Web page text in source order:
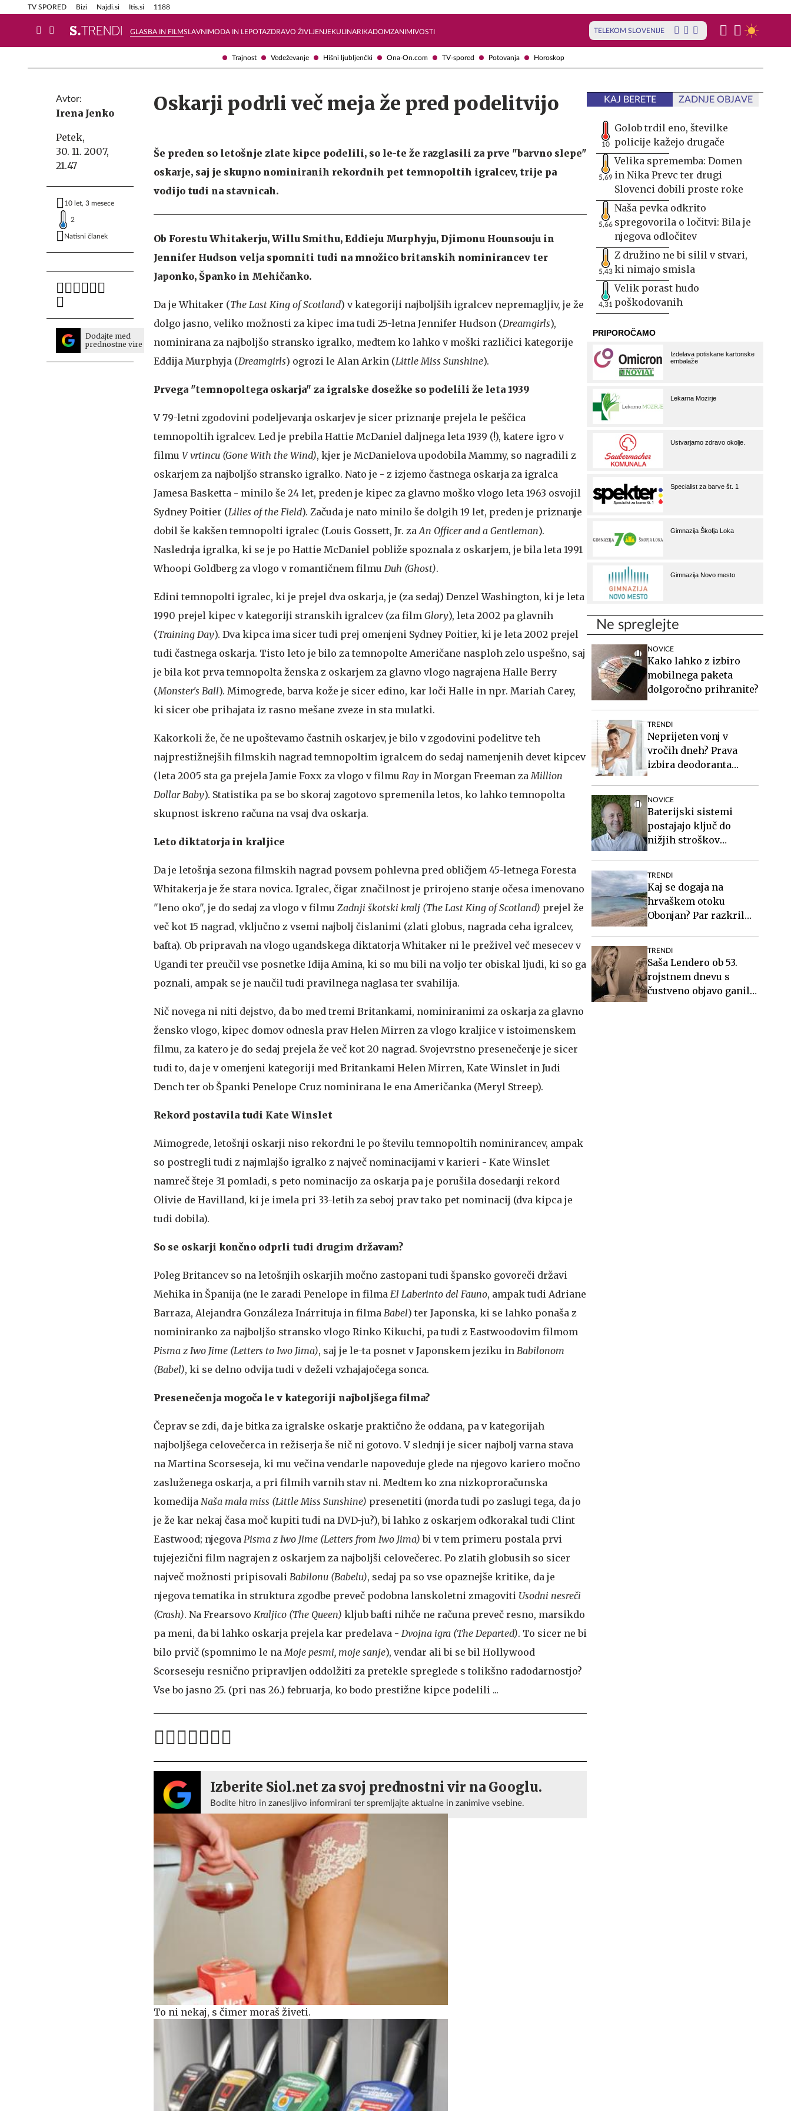
Trajnost Vedeževanje Hišni ljubljenčki Ona-On.com TV-spored Potovanja Horoskop
TV SPORED Bizi Najdi.si Itis.si 1188
GLASBA IN FILMSLAVNIMODA IN LEPOTAZDRAVO ŽIVLJENJEKULINARIKADOMZANIMIVOSTI TELEKOM SLOVENIJE
Info in obvestila Tehnik
Avtor:
Irena Jenko
Petek,
30. 11. 2007,
21.47
10 let, 3 mesece
2
Natisni članek
Dodajte med
prednostne vire
Oskarji podrli več meja že pred podelitvijo
Še preden so letošnje zlate kipce podelili, so le-te že razglasili za prve "barvno slepe"
oskarje, saj je skupno nominiranih rekordnih pet temnopoltih igralcev, trije pa
vodijo tudi na stavnicah.
Ob Forestu Whitakerju, Willu Smithu, Eddieju Murphyju, Djimonu Hounsouju in
Jennifer Hudson velja spomniti tudi na množico britanskih nominirancev ter
Japonko, Španko in Mehičanko.
Da je Whitaker (The Last King of Scotland) v kategoriji najboljših igralcev nepremagljiv, je že
dolgo jasno, veliko možnosti za kipec ima tudi 25-letna Jennifer Hudson (Dreamgirls),
nominirana za najboljšo stransko igralko, medtem ko lahko v moški različici kategorije
Eddija Murphyja (Dreamgirls) ogrozi le Alan Arkin (Little Miss Sunshine).
Prvega "temnopoltega oskarja" za igralske dosežke so podelili že leta 1939
V 79-letni zgodovini podeljevanja oskarjev je sicer priznanje prejela le peščica
temnopoltih igralcev. Led je prebila Hattie McDaniel daljnega leta 1939 (!), katere igro v
filmu V vrtincu (Gone With the Wind), kjer je McDanielova upodobila Mammy, so nagradili z
oskarjem za najboljšo stransko igralko. Nato je - z izjemo častnega oskarja za igralca
Jamesa Basketta - minilo še 24 let, preden je kipec za glavno moško vlogo leta 1963 osvojil
Sydney Poitier (Lilies of the Field). Začuda je nato minilo še dolgih 19 let, preden je priznanje
dobil še kakšen temnopolti igralec (Louis Gossett, Jr. zaAn Officer and a Gentleman).
Naslednja igralka, ki se je po Hattie McDaniel pobliže spoznala z oskarjem, je bila leta 1991
Whoopi Goldberg za vlogo v romantičnem filmu Duh (Ghost).
Edini temnopolti igralec, ki je prejel dva oskarja, je (za sedaj) Denzel Washington, ki je leta
1990 prejel kipec v kategoriji stranskih igralcev (za film Glory), leta 2002 pa glavnih
(Training Day). Dva kipca ima sicer tudi prej omenjeni Sydney Poitier, ki je leta 2002 prejel
tudi častnega oskarja. Tisto leto je bilo za temnopolte Američane nasploh zelo uspešno, saj
je bila kot prva temnopolta ženska z oskarjem za glavno vlogo nagrajena Halle Berry
(Monster's Ball). Mimogrede, barva kože je sicer edino, kar loči Halle in npr. Mariah Carey,
ki sicer obe prihajata iz rasno mešane zveze in sta mulatki.
Kakorkoli že, če ne upoštevamo častnih oskarjev, je bilo v zgodovini podelitve teh
najprestižnejših filmskih nagrad temnopoltim igralcem do sedaj namenjenih devet kipcev
(leta 2005 sta ga prejela Jamie Foxx za vlogo v filmu Ray in Morgan Freeman zaMillion
Dollar Baby). Statistika pa se bo skoraj zagotovo spremenila letos, ko lahko temnopolta
skupnost iskreno računa na vsaj dva oskarja.
Leto diktatorja in kraljice
Da je letošnja sezona filmskih nagrad povsem pohlevna pred obličjem 45-letnega Foresta
Whitakerja je že stara novica. Igralec, čigar značilnost je prirojeno stanje očesa imenovano
"leno oko", je do sedaj za vlogo v filmu Zadnji škotski kralj (The Last King of Scotland) prejel že
več kot 15 nagrad, vključno z vsemi najbolj čislanimi (zlati globus, nagrada ceha igralcev,
bafta). Ob pripravah na vlogo ugandskega diktatorja Whitaker ni le preživel več mesecev v
Ugandi ter preučil vse posnetke Idija Amina, ki so mu bili na voljo ter obiskal ljudi, ki so ga
poznali, ampak se je naučil tudi pravilnega naglasa ter svahilija.
Nič novega ni niti dejstvo, da bo med tremi Britankami, nominiranimi za oskarja za glavno
žensko vlogo, kipec domov odnesla prav Helen Mirren za vlogo kraljice v istoimenskem
filmu, za katero je do sedaj prejela že več kot 20 nagrad. Svojevrstno presenečenje je sicer
tudi to, da je v omenjeni kategoriji med Britankami Helen Mirren, Kate Winslet in Judi
Dench ter ob Španki Penelope Cruz nominirana le ena Američanka (Meryl Streep).
Rekord postavila tudi Kate Winslet
Mimogrede, letošnji oskarji niso rekordni le po številu temnopoltih nominirancev, ampak
so postregli tudi z najmlajšo igralko z največ nominacijami v karieri - Kate Winslet
namreč šteje 31 pomladi, s peto nominacijo za oskarja pa je porušila dosedanji rekord
Olivie de Havilland, ki je imela pri 33-letih za seboj prav tako pet nominacij (dva kipca je
tudi dobila).
So se oskarji končno odprli tudi drugim državam?
Poleg Britancev so na letošnjih oskarjih močno zastopani tudi špansko govoreči državi
Mehika in Španija (ne le zaradi Penelope in filma El Laberinto del Fauno, ampak tudi Adriane
Barraza, Alejandra Gonzáleza Inárrituja in filma Babel) ter Japonska, ki se lahko ponaša z
nominiranko za najboljšo stransko vlogo Rinko Kikuchi, pa tudi z Eastwoodovim filmom
Pisma z Iwo Jime (Letters to Iwo Jima), saj je le-ta posnet v Japonskem jeziku in Babilonom
(Babel), ki se delno odvija tudi v deželi vzhajajočega sonca.
Presenečenja mogoča le v kategoriji najboljšega filma?
Čeprav se zdi, da je bitka za igralske oskarje praktično že oddana, pa v kategorijah
najboljšega celovečerca in režiserja še nič ni gotovo. V slednji je sicer najbolj varna stava
na Martina Scorseseja, ki mu večina vendarle napoveduje glede na njegovo kariero močno
zasluženega oskarja, a pri filmih varnih stav ni. Medtem ko zna nizkoproračunska
komedija Naša mala miss (Little Miss Sunshine) presenetiti (morda tudi po zaslugi tega, da jo
je že kar nekaj časa moč kupiti tudi na DVD-ju?), bi lahko z oskarjem odkorakal tudi Clint
Eastwood; njegova Pisma z Iwo Jime (Letters from Iwo Jima) bi v tem primeru postala prvi
tujejezični film nagrajen z oskarjem za najboljši celovečerec. Po zlatih globusih so sicer
največ možnosti pripisovali Babilonu (Babelu), sedaj pa so vse opaznejše kritike, da je
njegova tematika in struktura zgodbe preveč podobna lanskoletni zmagoviti Usodni nesreči
(Crash). Na Frearsovo Kraljico (The Queen) kljub bafti nihče ne računa preveč resno, marsikdo
pa meni, da bi lahko oskarja prejela kar predelava - Dvojna igra (The Departed). To sicer ne bi
bilo prvič (spomnimo le naMoje pesmi, moje sanje), vendar ali bi se bil Hollywood
Scorseseju resnično pripravljen oddolžiti za pretekle spreglede s tolikšno radodarnostjo?
Vse bo jasno 25. (pri nas 26.) februarja, ko bodo prestižne kipce podelili ...
Izberite Siol.net za svoj prednostni vir na Googlu.
Bodite hitro in zanesljivo informirani ter spremljajte aktualne in zanimive vsebine.
To ni nekaj, s čimer moraš živeti.
KAJ BERETE ZADNJE OBJAVE
10
Golob trdil eno, številke
policije kažejo drugače
5,69
Velika sprememba: Domen
in Nika Prevc ter drugi
Slovenci dobili proste roke
5,66
Naša pevka odkrito
spregovorila o ločitvi: Bila je
njegova odločitev
5,43
Z družino ne bi silil v stvari,
ki nimajo smisla
4,31
Velik porast hudo
poškodovanih
Ne spreglejte
NOVICE
Kako lahko z izbiro
mobilnega paketa
dolgoročno prihranite?
TRENDI
Neprijeten vonj v
vročih dneh? Prava
izbira deodoranta
NOVICE
Baterijski sistemi
postajajo ključ do
nižjih stroškov
TRENDI
Kaj se dogaja na
hrvaškem otoku
Obonjan? Par razkril
dogodku za svingerje.
TRENDI
Saša Lendero ob 53.
rojstnem dnevu s
čustveno objavo ganila